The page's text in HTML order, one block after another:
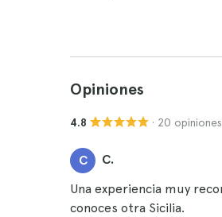
Opiniones
4.8 · 20 opiniones
C C.
Una experiencia muy
conoces otra Sicilia.